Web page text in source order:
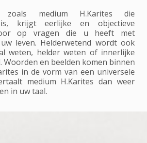
zoals medium H.Karites die
is, krijgt eerlijke en objectieve
op vragen die u heeft met
leven. Helderwetend wordt ook
weten, helder weten of innerlijke
Woorden en beelden komen binnen
in de vorm van een universele
medium H.Karites dan weer
in uw taal.